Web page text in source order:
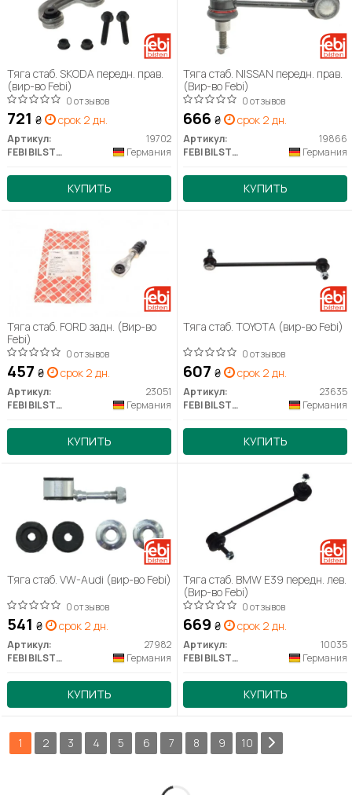
Тяга стаб. SKODA передн. прав.
(вир-во Febi)
0 отзывов
721 ₴ срок 2 дн.
Артикул:
19702
FEBI BILSTEIN
Германия
КУПИТЬ
Тяга стаб. NISSAN передн. прав.
(Вир-во Febi)
0 отзывов
666 ₴ срок 2 дн.
Артикул:
19866
FEBI BILSTEIN
Германия
КУПИТЬ
Тяга стаб. FORD задн. (Вир-во
Febi)
0 отзывов
457 ₴ срок 2 дн.
Артикул:
23051
FEBI BILSTEIN
Германия
КУПИТЬ
Тяга стаб. TOYOTA (вир-во Febi)
0 отзывов
607 ₴ срок 2 дн.
Артикул:
23635
FEBI BILSTEIN
Германия
КУПИТЬ
Тяга стаб. VW-Audi (вир-во Febi)
0 отзывов
541 ₴ срок 2 дн.
Артикул:
27982
FEBI BILSTEIN
Германия
КУПИТЬ
Тяга стаб. BMW E39 передн. лев.
(Вир-во Febi)
0 отзывов
669 ₴ срок 2 дн.
Артикул:
10035
FEBI BILSTEIN
Германия
КУПИТЬ
1 2 3 4 5 6 7 8 9 10